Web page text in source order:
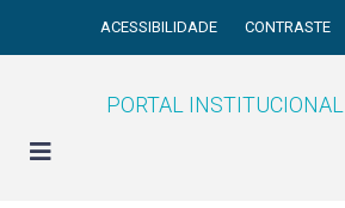
ACESSIBILIDADE CONTRASTE
PORTAL INSTITUCIONAL